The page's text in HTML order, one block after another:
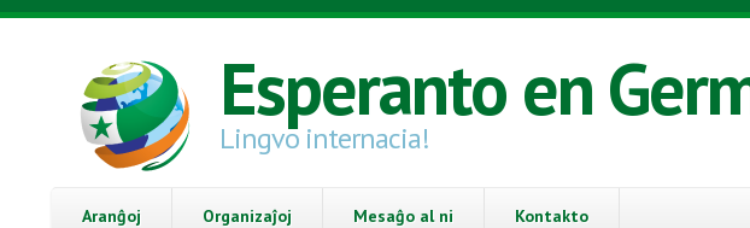
Skip to main content
Esperanto en
Lingvo internacia!
Aranĝoj Organizaĵoj Mesaĝo al ni Kontakto